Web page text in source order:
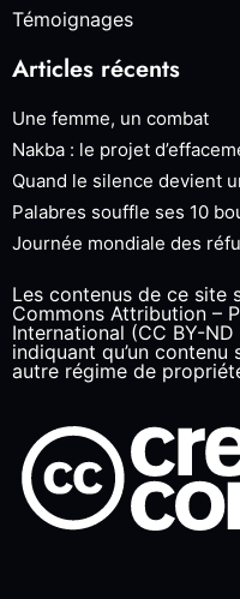
Témoignages
Articles récents
Une femme, un combat
Nakba : le projet
Quand le silence devient
Palabres souffle ses 10
Journée mondiale des
Les contenus de ce site
Commons Attribution –
International (CC BY-
indiquant qu’un
autre régime de